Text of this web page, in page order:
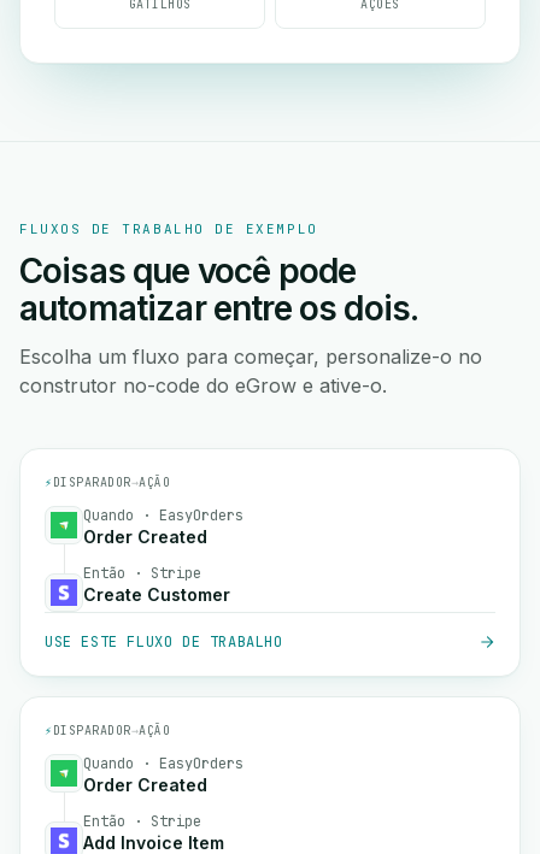
GATILHOS AÇÕES
FLUXOS DE TRABALHO DE EXEMPLO
Coisas que você pode
automatizar entre os dois.
Escolha um fluxo para começar, personalize-o no
construtor no-code do eGrow e ative-o.
⚡ DISPARADOR→AÇÃO
Quando · EasyOrders
Order Created
Então · Stripe
Create Customer
USE ESTE FLUXO DE TRABALHO
⚡ DISPARADOR→AÇÃO
Quando · EasyOrders
Order Created
Então · Stripe
Add Invoice Item